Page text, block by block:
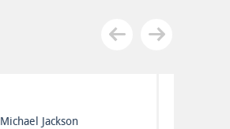
Bee Gees